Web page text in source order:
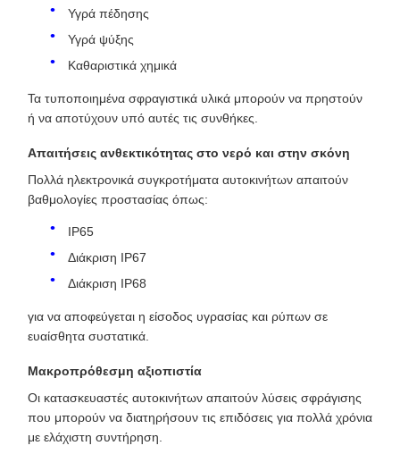
Υγρά πέδησης
Υγρά ψύξης
Καθαριστικά χημικά
Τα τυποποιημένα σφραγιστικά υλικά μπορούν να πρηστούν
ή να αποτύχουν υπό αυτές τις συνθήκες.
Απαιτήσεις ανθεκτικότητας στο νερό και στην σκόνη
Πολλά ηλεκτρονικά συγκροτήματα αυτοκινήτων απαιτούν
βαθμολογίες προστασίας όπως:
IP65
Διάκριση IP67
Διάκριση IP68
για να αποφεύγεται η είσοδος υγρασίας και ρύπων σε
ευαίσθητα συστατικά.
Μακροπρόθεσμη αξιοπιστία
Οι κατασκευαστές αυτοκινήτων απαιτούν λύσεις σφράγισης
που μπορούν να διατηρήσουν τις επιδόσεις για πολλά χρόνια
με ελάχιστη συντήρηση.